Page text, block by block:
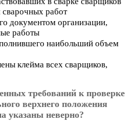
работ
документом организации,
работы
наибольший объем
клейма всех сварщиков,
требований к проверке
верхнего положения
указаны неверно?